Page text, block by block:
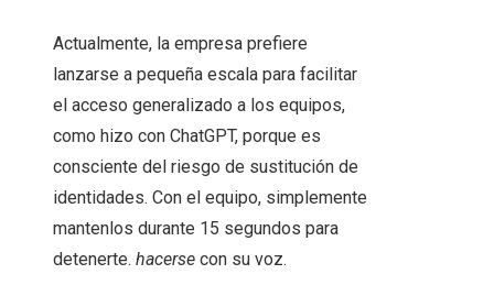
Actualmente, la empresa prefiere
lanzarse a pequeña escala para facilitar
el acceso generalizado a los equipos,
como hizo con ChatGPT, porque es
consciente del riesgo de sustitución de
identidades. Con el equipo, simplemente
mantenlos durante 15 segundos para
detenerte. hacerse con su voz.